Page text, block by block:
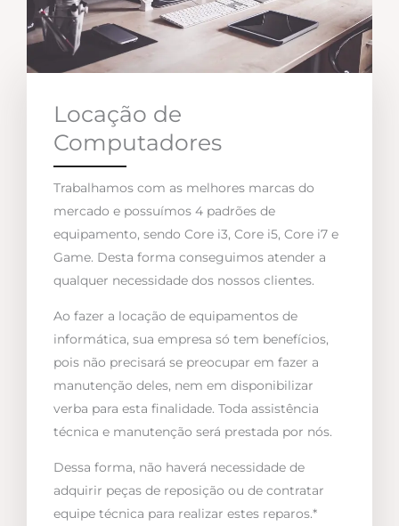
Locação de
Computadores
Trabalhamos com as melhores marcas do
mercado e possuímos 4 padrões de
equipamento, sendo Core i3, Core i5, Core i7 e
Game. Desta forma conseguimos atender a
qualquer necessidade dos nossos clientes.
Ao fazer a locação de equipamentos de
informática, sua empresa só tem benefícios,
pois não precisará se preocupar em fazer a
manutenção deles, nem em disponibilizar
verba para esta finalidade. Toda assistência
técnica e manutenção será prestada por nós.
Dessa forma, não haverá necessidade de
adquirir peças de reposição ou de contratar
equipe técnica para realizar estes reparos.*